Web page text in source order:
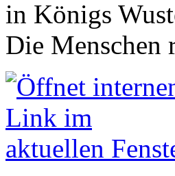
in Königs
Die